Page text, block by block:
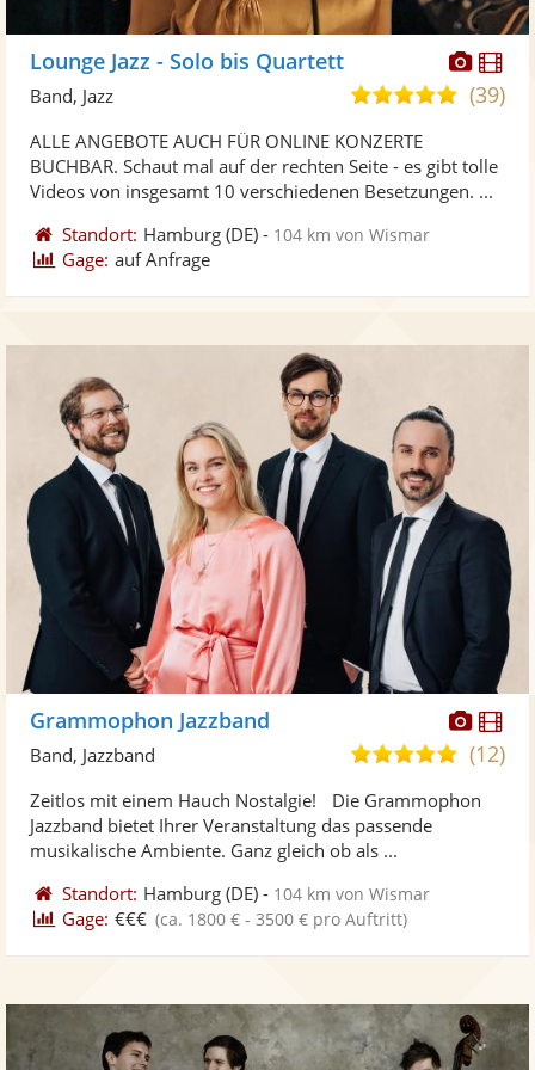
Lounge Jazz - Solo bis Quartett
5,0
Sternen
(39)
Band, Jazz
ALLE ANGEBOTE AUCH FÜR ONLINE KONZERTE
BUCHBAR. Schaut mal auf der rechten Seite - es gibt tolle
Videos von insgesamt 10 verschiedenen Besetzungen. ...
Standort: Hamburg (DE) - 104 km von Wismar
Gage: auf Anfrage
Fotos
Grammophon Jazzband
5,0
5
(12)
Band, Jazzband
Zeitlos mit einem Hauch Nostalgie! Die Grammophon
Jazzband bietet Ihrer Veranstaltung das passende
musikalische Ambiente. Ganz gleich ob als ...
Standort: Hamburg (DE) - 104 km von Wismar
Gage: €€€ (ca. 1800 € - 3500 € pro Auftritt)